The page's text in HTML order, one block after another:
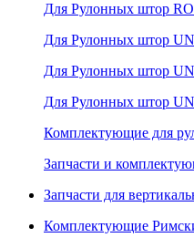
Для Рулонных штор
Для Рулонных штор
Для Рулонных штор
Для Рулонных штор
Комплектующие для
Запчасти и
Запчасти для
Комплектующие